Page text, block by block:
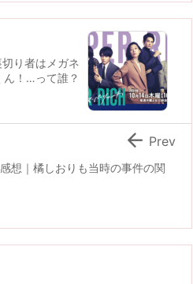
り者はメガネ
ん！…って誰？
想｜橘しおりも当時の事件の関
 Prev